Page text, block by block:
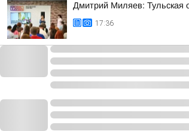
Дмитрий Миляев: Тульская
17:36